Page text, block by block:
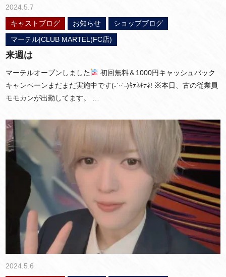
2024.5.7
キャストブログ
お知らせ
ショップブログ
マーテル|CLUB MARTEL(FC店)
来週は
マーテルオープンしました
初回無料＆1000円キャッシュバック
キャンペーンまだまだ実施中です(˶ˊᵕˋ˵)ｷﾃﾈｷﾃﾈ! ※本日、古の従業員
モモカンが出勤してます。 …
2024.5.6